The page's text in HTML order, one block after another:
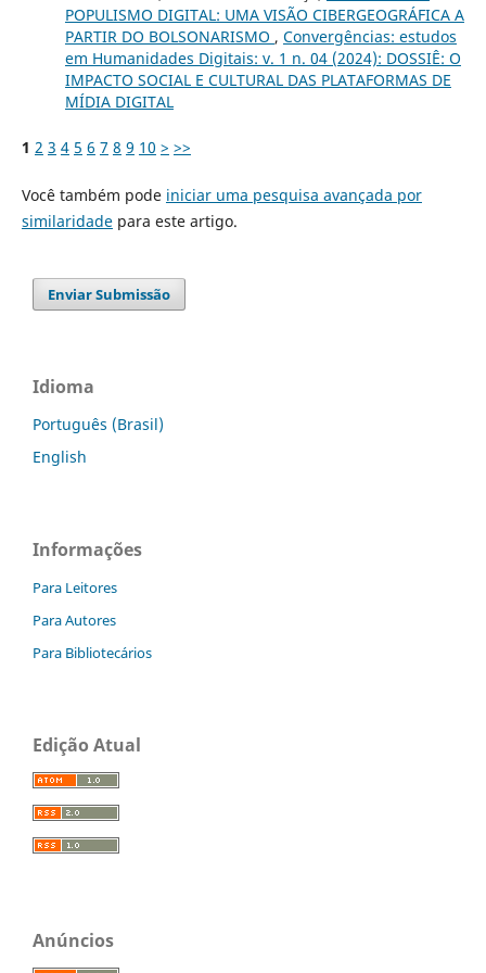
POPULISMO DIGITAL: UMA VISÃO CIBERGEOGRÁFICA A
PARTIR DO BOLSONARISMO , Convergências: estudos
em Humanidades Digitais: v. 1 n. 04 (2024): DOSSIÊ: O
IMPACTO SOCIAL E CULTURAL DAS PLATAFORMAS DE
MÍDIA DIGITAL
1 2 3 4 5 6 7 8 9 10 > >>
Você também pode iniciar uma pesquisa avançada por
similaridadepara este artigo.
Enviar Submissão
Idioma
Português (Brasil)
English
Informações
Para Leitores
Para Autores
Para Bibliotecários
Edição Atual
Anúncios